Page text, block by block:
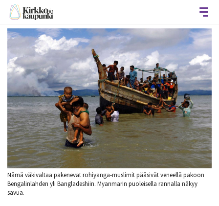
Nämä väkivaltaa pakenevat rohiyanga-muslimit pääsivät veneellä pakoon
Bengalinlahden yli Bangladeshiin. Myanmarin puoleisella rannalla näkyy
savua.